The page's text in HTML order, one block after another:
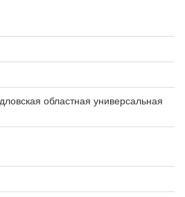
областная универсальная